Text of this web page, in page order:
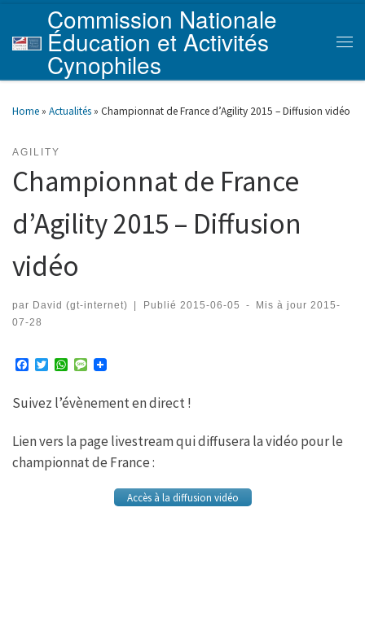
Skip to content
Commission Nationale
Éducation et Activités
Cynophiles
Home » Actualités » Championnat de France d’Agility 2015 – Diffusion vidéo
AGILITY
Championnat de France
d’Agility 2015 – Diffusion
vidéo
par David (gt-internet) Publié 2015-06-05 - Mis à jour 2015-
07-28
e
o
k
T
t
r
W
t
p
p
M
s
e
Suivez l’évènement en direct !
Lien vers la page livestream qui diffusera la vidéo pour le
championnat de France :
Accès à la diffusion vidéo